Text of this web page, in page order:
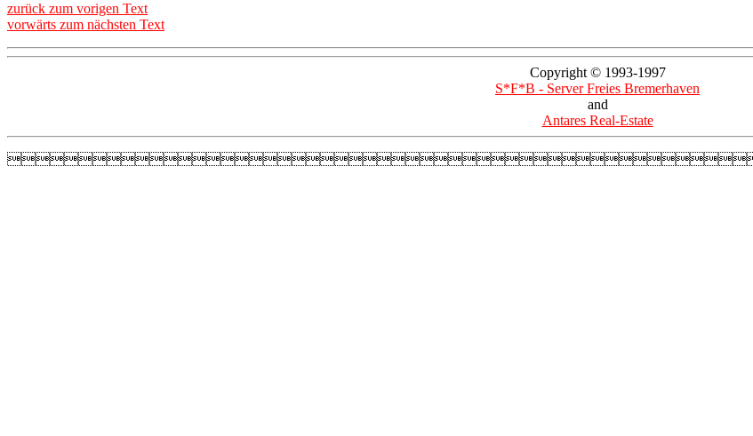
zurück zum vorigen Text
vorwärts zum nächsten Text
Copyright © 1993-1997
S*F*B - Server Freies Bremerhaven
and
Antares Real-Estate